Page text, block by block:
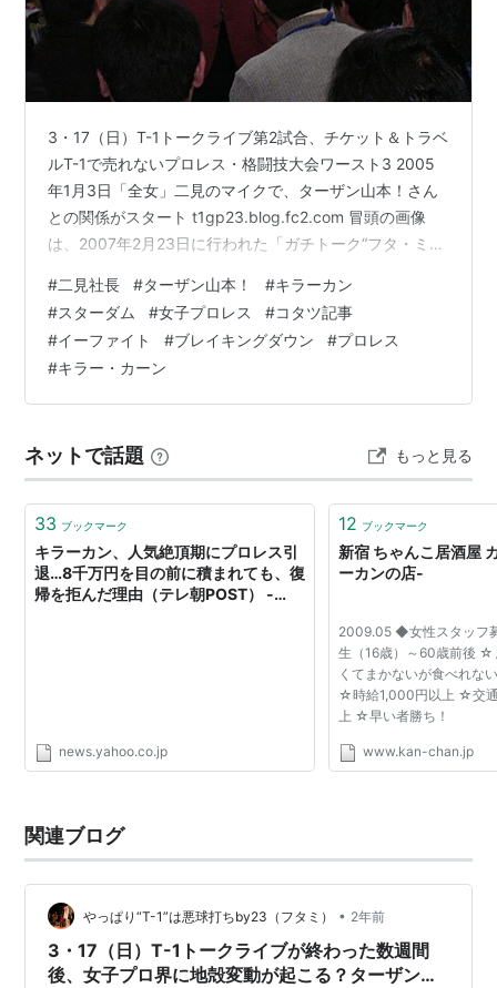
3・17（日）T-1トークライブ第2試合、チケット＆トラベ
ルT-1で売れないプロレス・格闘技大会ワースト3 2005
年1月3日「全女」二見のマイクで、ターザン山本！さん
との関係がスタート t1gp23.blog.fc2.com 冒頭の画像
は、2007年2月23日に行われた「ガチトーク“フタ・ミ
すべき第1回「ガチトークフタ・ミ塾」。 明日3月17日、
「シン・T-1トークライブvol.8 二見社長×ターザン山本！
～キラーカンとは何だったのか？～」水道橋秘密基地の
当日券情報を中心に更新。 画像は12枚アップ。 以下、12
枚の内訳。 3・17（…
#二見社長 #ターザン山本！ #キラーカン
#スターダム #女子プロレス #コタツ記事
#イーファイト #ブレイキングダウン #プロレス
#キラー・カーン
ネットで話題 もっと見る
33 ブックマーク
キラーカン、人気絶頂期にプロレス引
退…8千万円を目の前に積まれても、復
帰を拒んだ理由（テレ朝POST） -
news.yahoo.co.jp
12 ブックマーク
新宿 ちゃんこ居酒屋
ーカンの店-
2009.05 ◆女性スタッ
生（16歳）～60歳前後 ☆
くてまかないが食べれな
☆時給1,000円以上 ☆交
上 ☆早い者勝ち！
www.kan-chan.jp
関連ブログ
やっぱり“T-1”は悪球打ちby23（フタミ） • 2年前
3・17（日）T-1トークライブが終わった数週間
後、女子プロ界に地殻変動が起こる？ターザン山